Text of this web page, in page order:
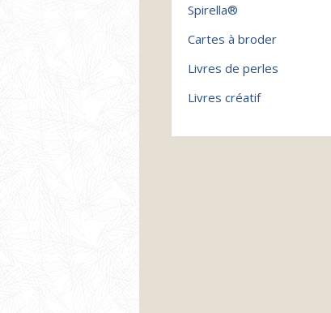
Spirella®
Cartes à broder
Livres de perles
Livres créatif